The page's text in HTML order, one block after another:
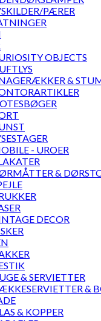
PÆRER
OBJECTS
&
- UROER
&
DECOR
& SERVIETTER
&
& KOPPER